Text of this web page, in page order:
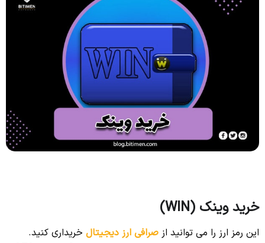
خرید وینک (WIN)
این رمز ارز را می توانید از صرافی ارز دیجیتال خریداری کنید.